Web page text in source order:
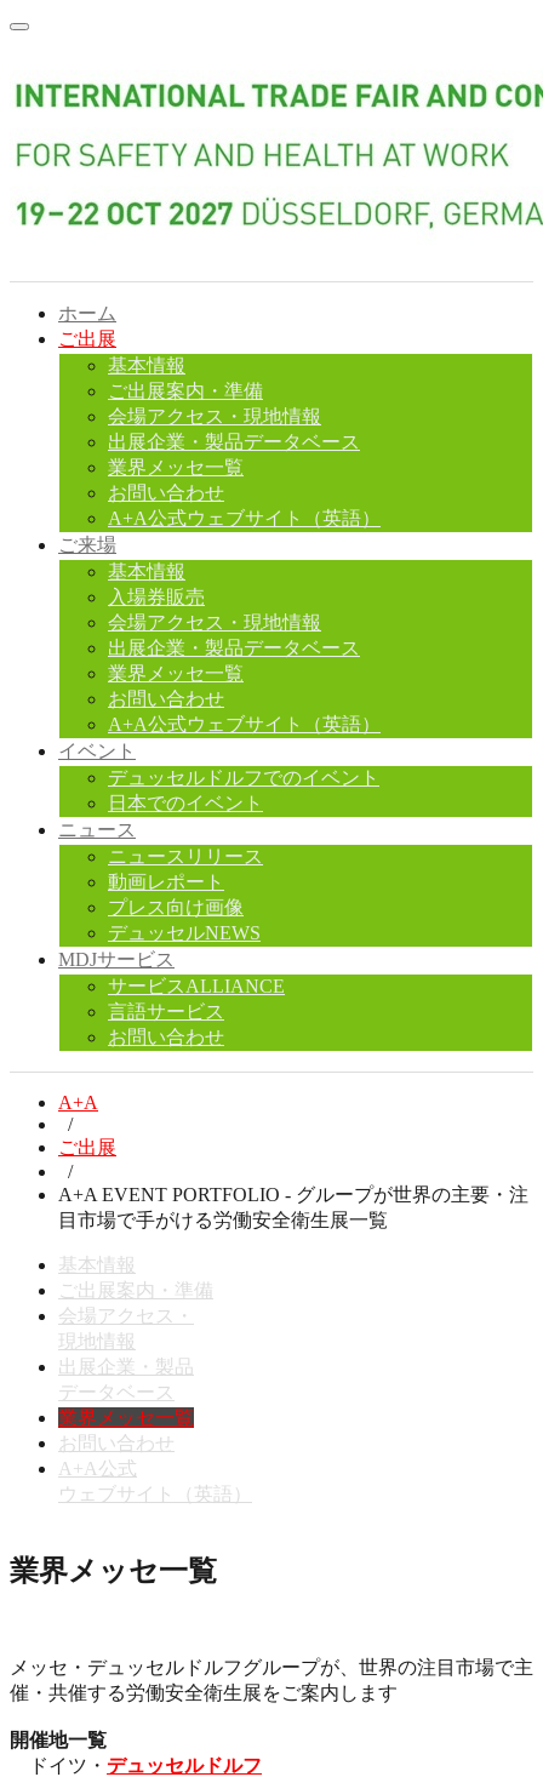
ホーム
ご出展
基本情報
ご出展案内・準備
会場アクセス・現地情報
出展企業・製品データベース
業界メッセ一覧
お問い合わせ
A+A公式ウェブサイト（英語）
ご来場
基本情報
入場券販売
会場アクセス・現地情報
出展企業・製品データベース
業界メッセ一覧
お問い合わせ
A+A公式ウェブサイト（英語）
イベント
デュッセルドルフでのイベント
日本でのイベント
ニュース
ニュースリリース
動画レポート
プレス向け画像
デュッセルNEWS
MDJサービス
サービスALLIANCE
言語サービス
お問い合わせ
A+A
/
ご出展
/
A+A EVENT PORTFOLIO - グループが世界の主要・注
目市場で手がける労働安全衛生展一覧
基本情報
ご出展案内・準備
会場アクセス・
現地情報
出展企業・製品
データベース
業界メッセ一覧
お問い合わせ
A+A公式
ウェブサイト（英語）
業界メッセ一覧
メッセ・デュッセルドルフグループが、世界の注目市場で主
催・共催する労働安全衛生展をご案内します
開催地一覧
ドイツ・ デュッセルドルフ